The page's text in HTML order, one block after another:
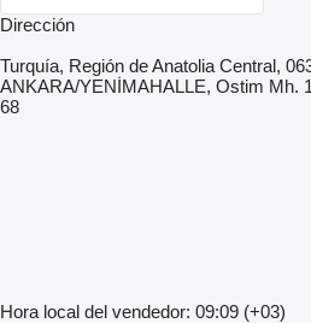
Dirección
Turquía, Región de Anatolia Central,
ANKARA/YENİMAHALLE, Ostim Mh.
68
Hora local del vendedor: 09:09 (+03)